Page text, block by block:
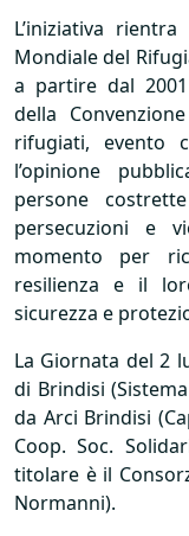
L’iniziativa
Mondiale del
a partire dal
della
rifugiati, evento
l’opinione
persone
persecuzioni e
momento per
resilienza e il
sicurezza e
La Giornata del 2
di Brindisi
da Arci Brindisi
Coop. Soc.
titolare è il
Normanni).